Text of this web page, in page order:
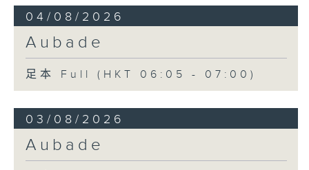
04/08/2026
Aubade
足本 Full (HKT 06:05 - 07:00)
03/08/2026
Aubade